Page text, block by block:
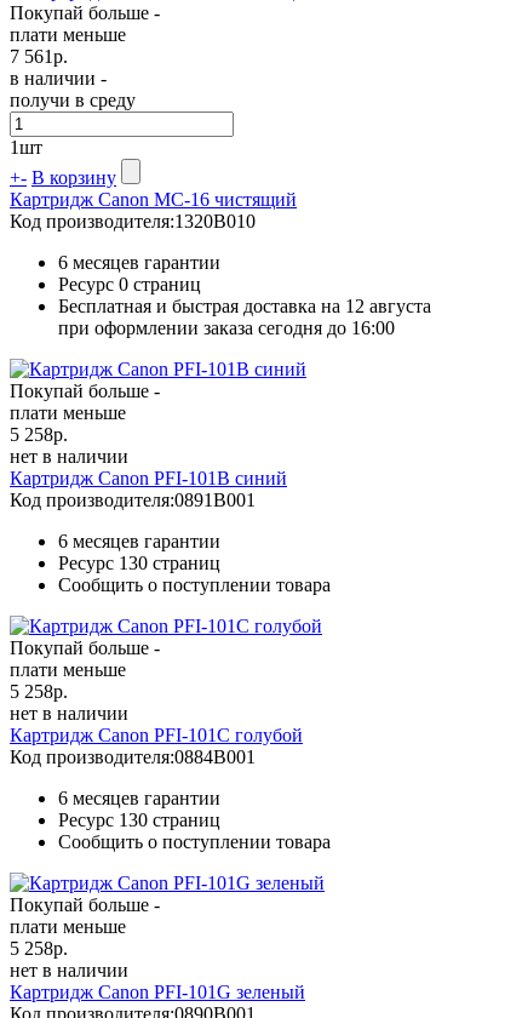
Покупай больше -
плати меньше
7 561р.
в наличии -
получи в среду
1шт
+- В корзину
Картридж Canon MC-16 чистящий
Код производителя:1320B010
6 месяцев гарантии
Ресурс 0 страниц
Бесплатная и быстрая доставка на 12 августа
при оформлении заказа сегодня до 16:00
Покупай больше -
плати меньше
5 258р.
нет в наличии
Картридж Canon PFI-101B синий
Код производителя:0891B001
6 месяцев гарантии
Ресурс 130 страниц
Сообщить о поступлении товара
Покупай больше -
плати меньше
5 258р.
нет в наличии
Картридж Canon PFI-101C голубой
Код производителя:0884B001
6 месяцев гарантии
Ресурс 130 страниц
Сообщить о поступлении товара
Покупай больше -
плати меньше
5 258р.
нет в наличии
Картридж Canon PFI-101G зеленый
Код производителя:0890B001